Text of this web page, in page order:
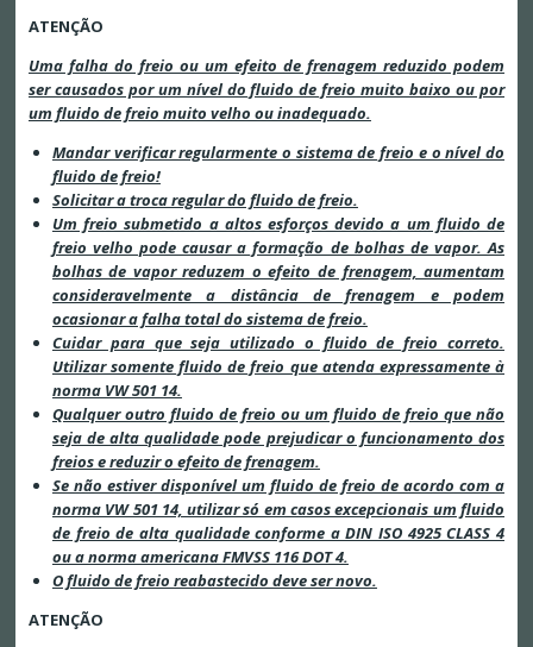
ATENÇÃO
Uma falha do freio ou um efeito de frenagem reduzido podem
ser causados por um nível do fluido de freio muito baixo ou por
um fluido de freio muito velho ou inadequado.
Mandar verificar regularmente o sistema de freio e o nível do
fluido de freio!
Solicitar a troca regular do fluido de freio.
Um freio submetido a altos esforços devido a um fluido de
freio velho pode causar a formação de bolhas de vapor. As
bolhas de vapor reduzem o efeito de frenagem, aumentam
consideravelmente a distância de frenagem e podem
ocasionar a falha total do sistema de freio.
Cuidar para que seja utilizado o fluido de freio correto.
Utilizar somente fluido de freio que atenda expressamente à
norma VW 501 14.
Qualquer outro fluido de freio ou um fluido de freio que não
seja de alta qualidade pode prejudicar o funcionamento dos
freios e reduzir o efeito de frenagem.
Se não estiver disponível um fluido de freio de acordo com a
norma VW 501 14, utilizar só em casos excepcionais um fluido
de freio de alta qualidade conforme a DIN ISO 4925 CLASS 4
ou a norma americana FMVSS 116 DOT 4.
O fluido de freio reabastecido deve ser novo.
ATENÇÃO